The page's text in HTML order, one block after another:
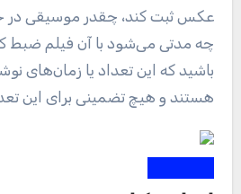
عکس ثبت کند، چقدر موسیقی در
چه مدتی می‌شود با آن فیلم ضبط
باشید که این تعداد یا زمان‌های
هستند و هیچ تضمینی برای این